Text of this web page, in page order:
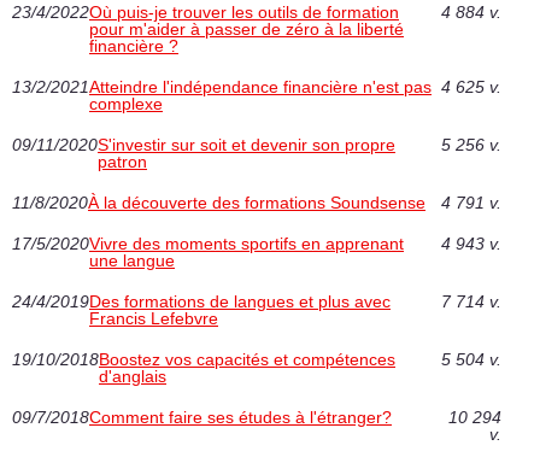
23/4/2022Où puis-je trouver les outils de formation
pour m'aider à passer de zéro à la liberté
financière ?
4 884 v.
13/2/2021Atteindre l'indépendance financière n'est pas
complexe
4 625 v.
09/11/2020S'investir sur soit et devenir son propre
patron
5 256 v.
11/8/2020À la découverte des formations Soundsense 4 791 v.
17/5/2020Vivre des moments sportifs en apprenant
une langue
4 943 v.
24/4/2019Des formations de langues et plus avec
Francis Lefebvre
7 714 v.
19/10/2018Boostez vos capacités et compétences
d'anglais
5 504 v.
09/7/2018Comment faire ses études à l'étranger?
10 294
v.